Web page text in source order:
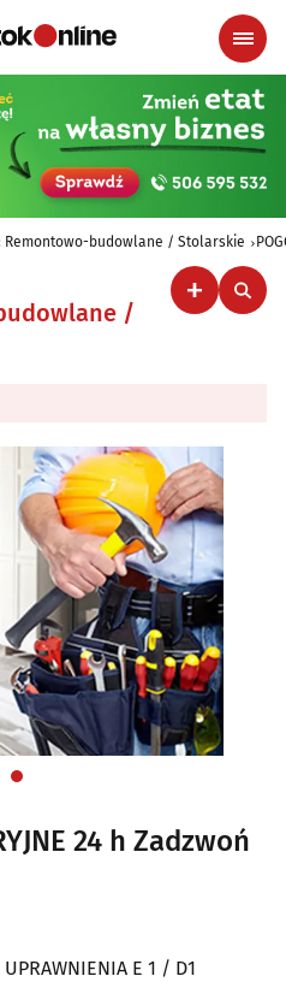
Remontowo-budowlane / Stolarskie
/
24 h Zadzwoń
UPRAWNIENIA E 1 / D1